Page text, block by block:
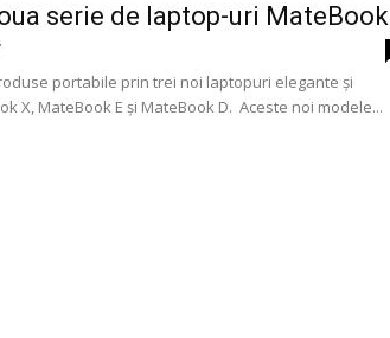
serie de laptop-uri MateBook
portabile prin trei noi laptopuri elegante și
X, MateBook E și MateBook D. Aceste noi modele...